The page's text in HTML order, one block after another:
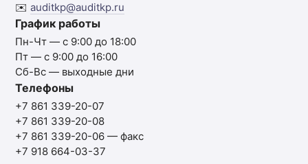
✉️auditkp@auditkp.ru
График работы
Пн-Чт — с 9:00 до 18:00
Пт — с 9:00 до 16:00
Сб-Вс — выходные дни
Телефоны
+7 861 339-20-07
+7 861 339-20-08
+7 861 339-20-06 — факс
+7 918 664-03-37